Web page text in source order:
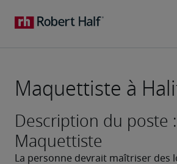
Maquettiste à
Description du poste :
Maquettiste
La personne devrait maîtriser des